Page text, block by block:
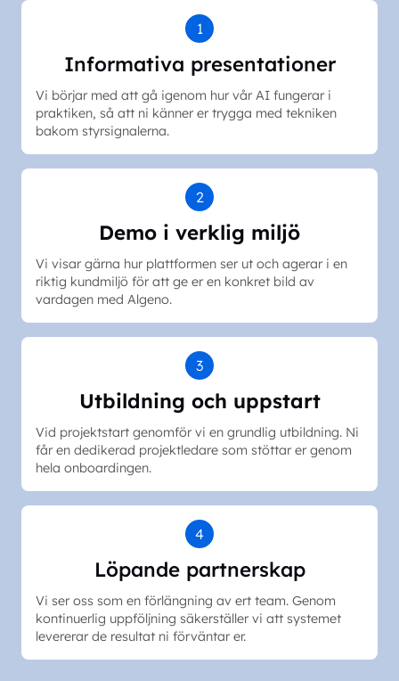
Informativa presentationer
1
Vi börjar med att gå igenom hur vår AI fungerar i
praktiken, så att ni känner er trygga med tekniken
bakom styrsignalerna.
Demo i verklig miljö
2
Vi visar gärna hur plattformen ser ut och agerar i en
riktig kundmiljö för att ge er en konkret bild av
vardagen med Algeno.
Utbildning och uppstart
3
Vid projektstart genomför vi en grundlig utbildning. Ni
får en dedikerad projektledare som stöttar er genom
hela onboardingen.
Löpande partnerskap
4
Vi ser oss som en förlängning av ert team. Genom
kontinuerlig uppföljning säkerställer vi att systemet
levererar de resultat ni förväntar er.